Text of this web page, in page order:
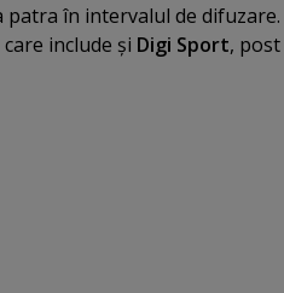
patra în intervalul de difuzare.
care include şi Digi Sport,